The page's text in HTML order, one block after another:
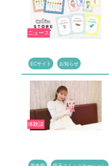
ニュース
ECサイト お知らせ
体験談